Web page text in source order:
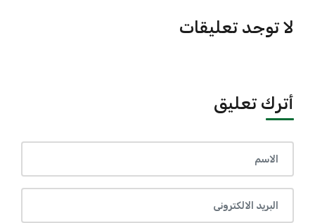
لا توجد تعليقات
أترك تعليق